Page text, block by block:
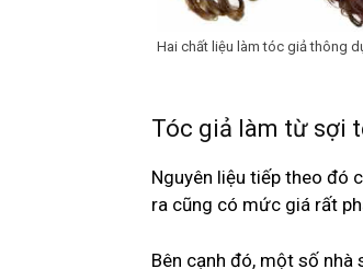
Hai chất liệu làm tóc giả thông
Tóc giả làm từ sợi
Nguyên liệu tiếp theo đó
ra cũng có mức giá rất
Bên cạnh đó, một số